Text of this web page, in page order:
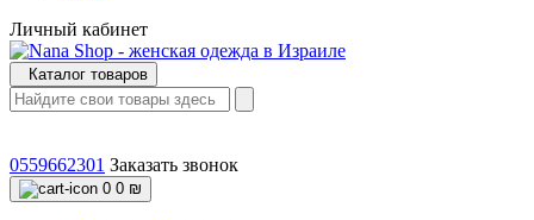
Личный кабинет
Каталог товаров
0559662301 Заказать звонок
0 0 ₪